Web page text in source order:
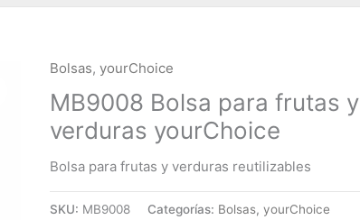
Bolsas,yourChoice
MB9008 Bolsa para frutas y
verduras yourChoice
Bolsa para frutas y verduras reutilizables
SKU: MB9008 Categorías: Bolsas,yourChoice